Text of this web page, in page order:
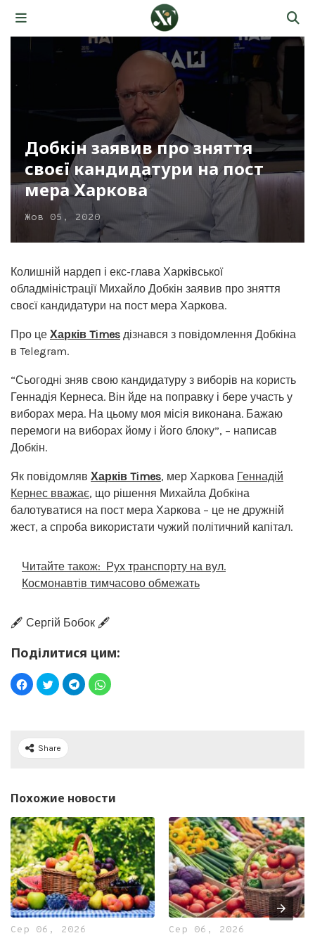
Добкін заявив про зняття
своєї кандидатури на пост
мера Харкова
Жов 05, 2020
Колишній нардеп і екс-глава Харківської
обладміністрації Михайло Добкін заявив про зняття
своєї кандидатури на пост мера Харкова.
Про це Харків Times дізнався з повідомлення Добкіна
в Telegram.
“Сьогодні зняв свою кандидатуру з виборів на користь
Геннадія Кернеса. Він йде на поправку і бере участь у
виборах мера. На цьому моя місія виконана. Бажаю
перемоги на виборах йому і його блоку”, – написав
Добкін.
Як повідомляв Харків Times, мер Харкова Геннадій
Кернес вважає, що рішення Михайла Добкіна
балотуватися на пост мера Харкова – це не дружній
жест, а спроба використати чужий політичний капітал.
Читайте також: Рух транспорту на вул.
Космонавтів тимчасово обмежать
🖋️ Сергій Бобок 🖋️
Поділитися цим:
Share
Похожие новости
Сер 06, 2026 Сер 06, 2026